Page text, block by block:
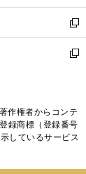
開
く
ウ
で
開
く
ン
ド
ウ
で
ウ
ィ
ン
ド
く
新
し
い
ド
ウ
で
新
ィ
ン
ド
作権者からコンテ
録商標（登録番号
しているサービス